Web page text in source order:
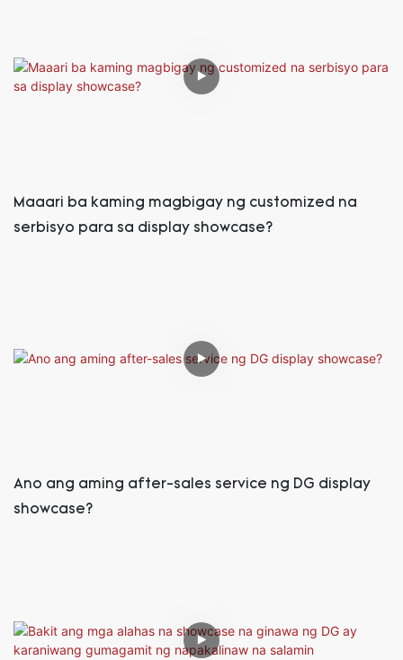
Maaari ba kaming magbigay ng customized na
serbisyo para sa display showcase?
Ano ang aming after-sales service ng DG display
showcase?